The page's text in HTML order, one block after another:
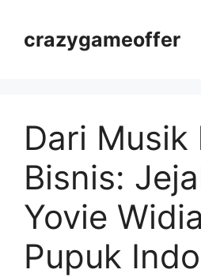
crazygameoffer
Dari Musik
Bisnis:
Yovie
Pupuk